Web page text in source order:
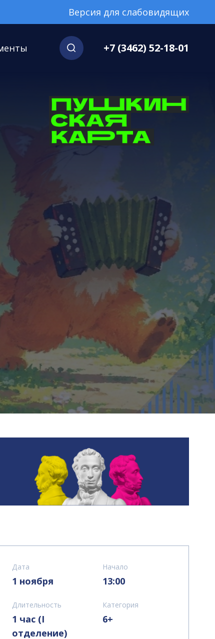
Версия для слабовидящих
+7 (3462) 52-18-01
Дата
1 ноября
Начало
13:00
Длительность
1 час (I
отделение)
Категория
6+